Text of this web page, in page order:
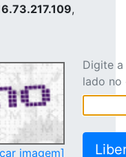
,
imagem]
Digite
lado no